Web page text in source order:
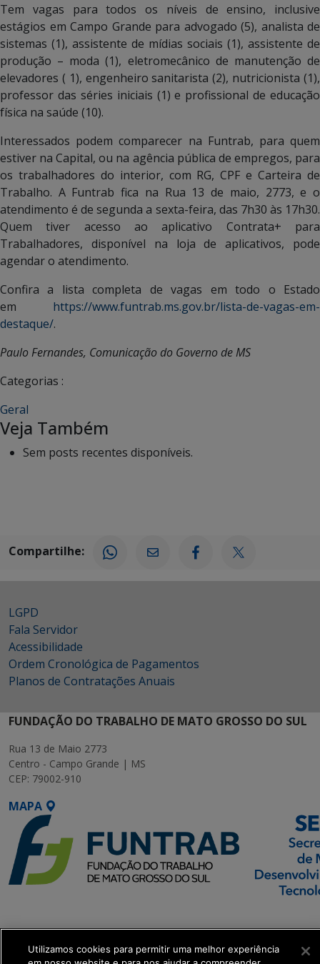
Tem vagas para todos os níveis de ensino, inclusive
estágios em Campo Grande para advogado (5), analista de
sistemas (1), assistente de mídias sociais (1), assistente de
produção – moda (1), eletromecânico de manutenção de
elevadores ( 1), engenheiro sanitarista (2), nutricionista (1),
professor das séries iniciais (1) e profissional de educação
física na saúde (10).
Interessados podem comparecer na Funtrab, para quem
estiver na Capital, ou na agência pública de empregos, para
os trabalhadores do interior, com RG, CPF e Carteira de
Trabalho. A Funtrab fica na Rua 13 de maio, 2773, e o
atendimento é de segunda a sexta-feira, das 7h30 às 17h30.
Quem tiver acesso ao aplicativo Contrata+ para
Trabalhadores, disponível na loja de aplicativos, pode
agendar o atendimento.
Confira a lista completa de vagas em todo o Estado
em https://www.funtrab.ms.gov.br/lista-de-vagas-em-
destaque/.
Paulo Fernandes, Comunicação do Governo de MS
Categorias :
Geral
Veja Também
Sem posts recentes disponíveis.
Compartilhe:
LGPD
Fala Servidor
Acessibilidade
Ordem Cronológica de Pagamentos
Planos de Contratações Anuais
FUNDAÇÃO DO TRABALHO DE MATO GROSSO DO SUL
Rua 13 de Maio 2773
Centro - Campo Grande | MS
CEP: 79002-910
MAPA
Executiva de
Transformação Digital
Utilizamos cookies para permitir uma melhor experiência